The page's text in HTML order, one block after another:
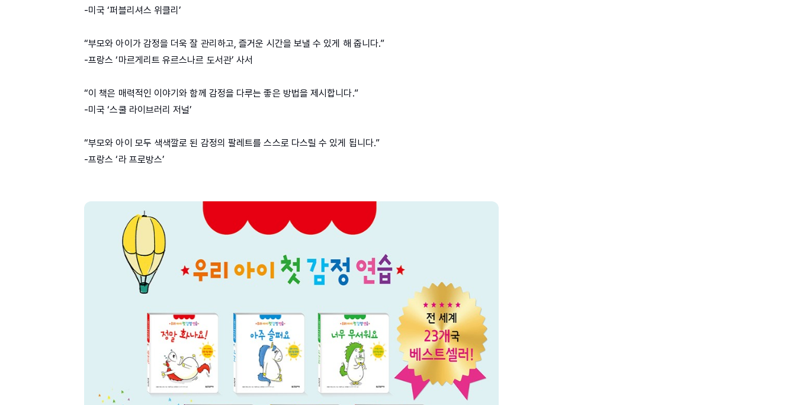
-미국 ‘퍼블리셔스 위클리’
“부모와 아이가 감정을 더욱 잘 관리하고, 즐거운 시간을 보낼 수 있게 해 줍니다.”
-프랑스 ‘마르게리트 유르스나르 도서관’ 사서
“이 책은 매력적인 이야기와 함께 감정을 다루는 좋은 방법을 제시합니다.”
-미국 ‘스쿨 라이브러리 저널’
“부모와 아이 모두 색색깔로 된 감정의 팔레트를 스스로 다스릴 수 있게 됩니다.”
-프랑스 ‘라 프로방스’